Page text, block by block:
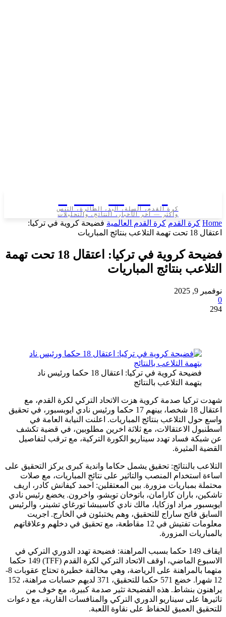
كرة القدم، السلة، اليد، الطائرة، التنس
وأكثر — آخر الأخبار، النتائج، والتحليلات
كرة القدم كرة القدم العالمية فضيحة كروية في تركيا:
فضيحة كروية في تركيا: اعتقال 18 تحت تهمة
بنتائج المباريات
فضيحة كروية في تركيا: اعتقال 18 حكما ورئيس ناد
التلاعب بالنتائج
صدمة كروية هزت الاتحاد التركي لكرة القدم، مع
اعتقال 18 شخصا، بينهم 17 حكما ورئيس نادي ايوبسبور، في تحقيق
التلاعب بنتائج المباريات. اعلنت النيابة العامة في
الاعتقالات، مع ثلاثة اخرين مطلوبين، في قضية تكشف
فساد تهدد سيناريو الكورة التركية، مع ترقب لتفاصيل
بالنتائج: تحقيق يشمل حكاما واندية كبرى يركز التحقيق على
المنصب والتاثير على نتائج المباريات، مع صلات
بمباريات مزورة. بين المعتقلين: احمد كيفانش كادر، اريف
باران كارامان، باتوخان توبشو، واخرون. يخضع رئيس نادي
مراد اوزكايا، مالك نادي كاسيبشا تورغاي تشينر، والرئيس
فاتح ساراج للتحقيق، وهم يختبئون في الخارج. اجريت
معلومات تفتيش في 12 مقاطعة، مع تحقيق في دخلهم وعلاقاتهم
المزورة.
ايقاف 149 حكما بسبب المراهنة: فضيحة تهدد الدوري التركي في
الاسبوع الماضي، اوقف الاتحاد التركي لكرة القدم (TFF) 149 حكما
متهما بالمراهنة على الرياضة، وهي مخالفة خطيرة تحتاج عقوبات 8-
12 شهرا. خضع 571 حكما للتحقيق، 371 لديهم حسابات مراهنة، 152
بنشاط. هذه الفضيحة تثير صدمة كبيرة، مع خوف من
على سيناريو الدوري التركي والمنافسات القارية، مع دعوات
العميق للحفاظ على نقاوة اللعبة.